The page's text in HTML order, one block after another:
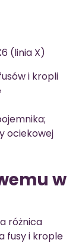
(linia X)
i kropli
ociekowej
w
różnica
fusy i krople